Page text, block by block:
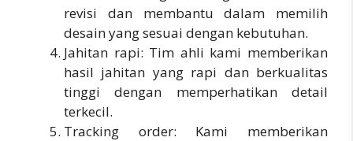
revisi dan membantu dalam memilih
desain yang sesuai dengan kebutuhan.
Jahitan rapi: Tim ahli kami memberikan
hasil jahitan yang rapi dan berkualitas
tinggi dengan memperhatikan detail
terkecil.
Tracking order: Kami memberikan